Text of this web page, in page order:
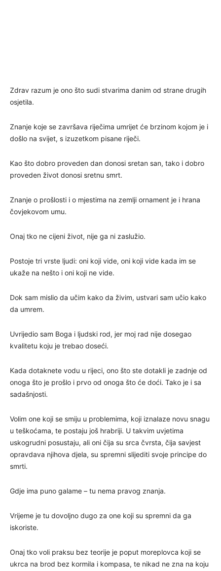
Zdrav razum je ono što sudi stvarima danim od strane drugih
osjetila.
Znanje koje se završava riječima umrijet će brzinom kojom je i
došlo na svijet, s izuzetkom pisane riječi.
Kao što dobro proveden dan donosi sretan san, tako i dobro
proveden život donosi sretnu smrt.
Znanje o prošlosti i o mjestima na zemlji ornament je i hrana
čovjekovom umu.
Onaj tko ne cijeni život, nije ga ni zaslužio.
Postoje tri vrste ljudi: oni koji vide, oni koji vide kada im se
ukaže na nešto i oni koji ne vide.
Dok sam mislio da učim kako da živim, ustvari sam učio kako
da umrem.
Uvrijedio sam Boga i ljudski rod, jer moj rad nije dosegao
kvalitetu koju je trebao doseći.
Kada dotaknete vodu u rijeci, ono što ste dotakli je zadnje od
onoga što je prošlo i prvo od onoga što će doći. Tako je i sa
sadašnjosti.
Volim one koji se smiju u problemima, koji iznalaze novu snagu
u teškoćama, te postaju još hrabriji. U takvim uvjetima
uskogrudni posustaju, ali oni čija su srca čvrsta, čija savjest
opravdava njihova djela, su spremni slijediti svoje principe do
smrti.
Gdje ima puno galame – tu nema pravog znanja.
Vrijeme je tu dovoljno dugo za one koji su spremni da ga
iskoriste.
Onaj tko voli praksu bez teorije je poput moreplovca koji se
ukrca na brod bez kormila i kompasa, te nikad ne zna na koju